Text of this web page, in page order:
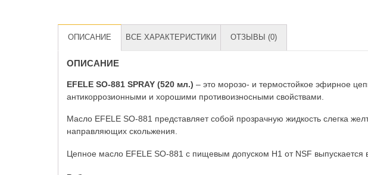
ОПИСАНИЕ ВСЕ ХАРАКТЕРИСТИКИ ОТЗЫВЫ (0)
ОПИСАНИЕ
EFELE SO-881 SPRAY (520 мл.) – это морозо- и термостойкое эфирное
антикоррозионными и хорошими противоизносными свойствами.
Масло EFELE SO-881 представляет собой прозрачную жидкость слегка
направляющих скольжения.
Цепное масло EFELE SO-881 с пищевым допуском H1 от NSF выпускается